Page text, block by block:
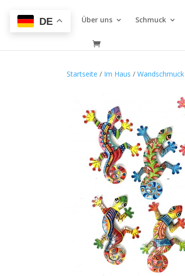
Über uns Schmuck
Startseite / Im Haus /Wandschmuck
DE